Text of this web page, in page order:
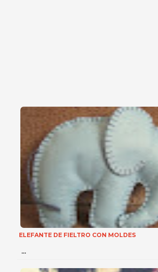
ELEFANTE DE FIELTRO CON MOLDES
…